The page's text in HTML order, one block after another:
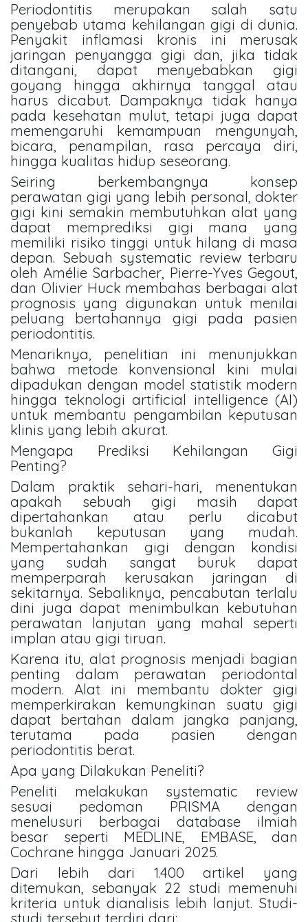
Periodontitis merupakan salah satu
penyebab utama kehilangan gigi di dunia.
Penyakit inflamasi kronis ini merusak
jaringan penyangga gigi dan, jika tidak
ditangani, dapat menyebabkan gigi
goyang hingga akhirnya tanggal atau
harus dicabut. Dampaknya tidak hanya
pada kesehatan mulut, tetapi juga dapat
memengaruhi kemampuan mengunyah,
bicara, penampilan, rasa percaya diri,
hingga kualitas hidup seseorang.
Seiring berkembangnya konsep
perawatan gigi yang lebih personal, dokter
gigi kini semakin membutuhkan alat yang
dapat memprediksi gigi mana yang
memiliki risiko tinggi untuk hilang di masa
depan. Sebuah systematic review terbaru
oleh Amélie Sarbacher, Pierre-Yves Gegout,
dan Olivier Huck membahas berbagai alat
prognosis yang digunakan untuk menilai
peluang bertahannya gigi pada pasien
periodontitis.
Menariknya, penelitian ini menunjukkan
bahwa metode konvensional kini mulai
dipadukan dengan model statistik modern
hingga teknologi artificial intelligence (AI)
untuk membantu pengambilan keputusan
klinis yang lebih akurat.
Mengapa Prediksi Kehilangan Gigi
Penting?
Dalam praktik sehari-hari, menentukan
apakah sebuah gigi masih dapat
dipertahankan atau perlu dicabut
bukanlah keputusan yang mudah.
Mempertahankan gigi dengan kondisi
yang sudah sangat buruk dapat
memperparah kerusakan jaringan di
sekitarnya. Sebaliknya, pencabutan terlalu
dini juga dapat menimbulkan kebutuhan
perawatan lanjutan yang mahal seperti
implan atau gigi tiruan.
Karena itu, alat prognosis menjadi bagian
penting dalam perawatan periodontal
modern. Alat ini membantu dokter gigi
memperkirakan kemungkinan suatu gigi
dapat bertahan dalam jangka panjang,
terutama pada pasien dengan
periodontitis berat.
Apa yang Dilakukan Peneliti?
Peneliti melakukan systematic review
sesuai pedoman PRISMA dengan
menelusuri berbagai database ilmiah
besar seperti MEDLINE, EMBASE, dan
Cochrane hingga Januari 2025.
Dari lebih dari 1.400 artikel yang
ditemukan, sebanyak 22 studi memenuhi
kriteria untuk dianalisis lebih lanjut. Studi-
studi tersebut terdiri dari: